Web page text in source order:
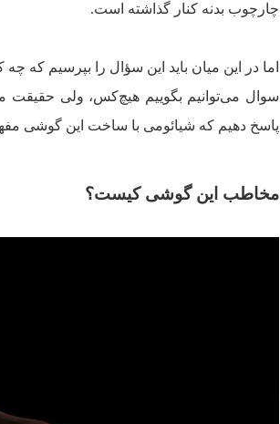
چارچوب بدنه کنار گذاشته است.
اما در این میان باید این سؤال را بپرسیم
سوال می‌توانیم بگوییم هیچ‌کس، ولی
پاسخ دهیم که شیائومی با ساخت این گوشی
مخاطب این گوشی کیست؟